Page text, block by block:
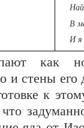
В
И я
как
и стены
к